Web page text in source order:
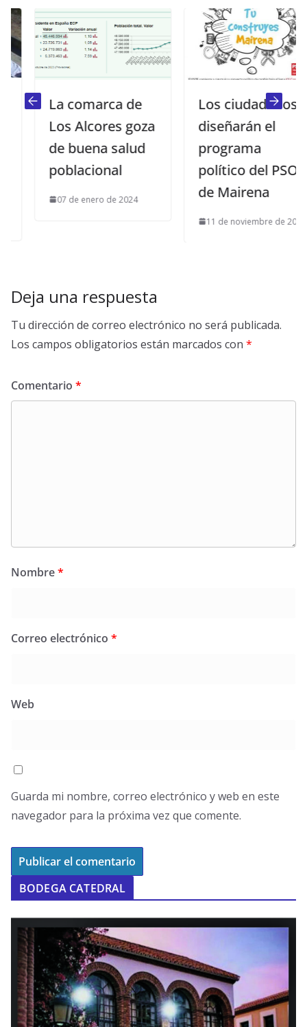
La comarca de
Los Alcores goza
de buena salud
poblacional
07 de enero de 2024
Los ciudadanos
diseñarán el
programa
político del PSOE
de Mairena
11 de noviembre de 2014
Deja una respuesta
Tu dirección de correo electrónico no será publicada.
Los campos obligatorios están marcados con *
Comentario *
Nombre*
Correo electrónico *
Web
Guarda mi nombre, correo electrónico y web en este
navegador para la próxima vez que comente.
BODEGA CATEDRAL